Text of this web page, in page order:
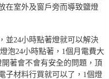
在室外及窗戶旁而導致鹽燈
並24小時點著燈就可以解決
泡24小時點著，1個月電費大
著會不會有安全的問題，頂
子材料行買就可以了，1個燈